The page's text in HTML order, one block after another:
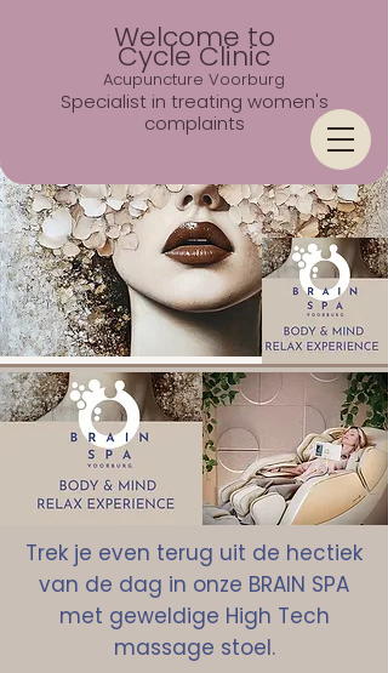
Welcome to
Cycle Clinic
Acupuncture Voorburg
Specialist in treating women's
complaints
Trek je even terug uit de hectiek
van de dag in onze BRAIN SPA
met geweldige High Tech
massage stoel.